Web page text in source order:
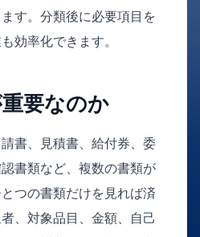
す。分類後に必要項目を
効率化できます。
要なのか
書、見積書、給付券、委
書類など、複数の書類が
つの書類だけを見れば済
、対象品目、金額、自己